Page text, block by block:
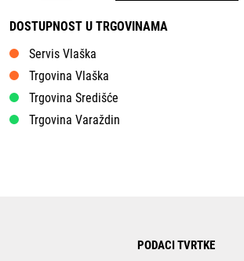
DOSTUPNOST U TRGOVINAMA
Servis Vlaška
Trgovina Vlaška
Trgovina Središće
Trgovina Varaždin
PODACI TVRTKE